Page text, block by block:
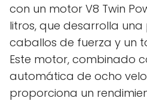
con un motor V8 Twin
litros, que desarrolla
caballos de fuerza y un
Este motor, combinado
automática de ocho
proporciona un